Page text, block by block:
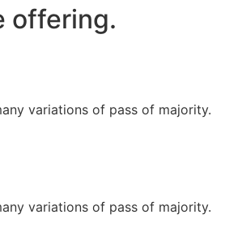
for Your Business
you’ll ever need
offering
variations of pass of majority.